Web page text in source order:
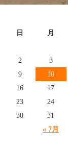
日 月
« 7月
2
3
9
10
16
17
23
24
30
31